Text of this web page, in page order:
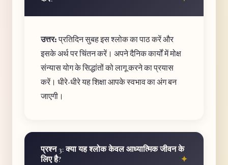
उत्तर:प्रतिदिन सुबह इस श्लोक का पाठ करें और
इसके अर्थ पर चिंतन करें। अपने दैनिक कार्यों में मोक्ष
संन्यास योग के सिद्धांतों को लागू करने का प्रयास
करें। धीरे-धीरे यह शिक्षा आपके स्वभाव का अंग बन
जाएगी।
प्रश्न 3: क्या यह श्लोक केवल आध्यात्मिक जीवन के
लिए है?